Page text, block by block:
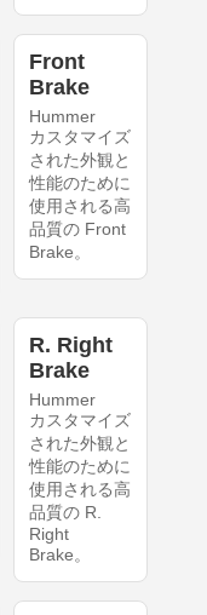
Front
Brake
Hummer
カスタマイズ
された外観と
性能のために
使用される高
品質の Front
Brake。
R. Right
Brake
Hummer
カスタマイズ
された外観と
性能のために
使用される高
品質の R.
Right
Brake。